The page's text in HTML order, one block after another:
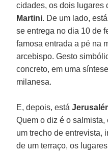
cidades, os dois lugares
Martini. De um lado, está
se entrega no dia 10 de
famosa entrada a pé na
arcebispo. Gesto
concreto, em uma
milanesa.
E, depois, está
Quem o diz é o salmista,
um trecho de entrevista,
de um terraço, os